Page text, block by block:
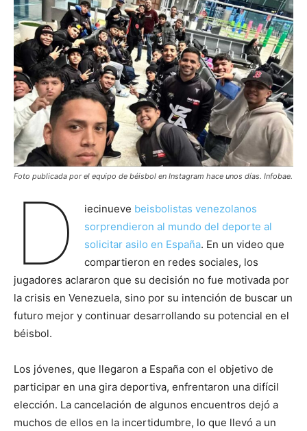
Foto publicada por el equipo de béisbol en Instagram hace unos días. Infobae.
D iecinueve beisbolistas venezolanos
sorprendieron al mundo del deporte al
solicitar asilo en España. En un video que
compartieron en redes sociales, los
jugadores aclararon que su decisión no fue motivada por
la crisis en Venezuela, sino por su intención de buscar un
futuro mejor y continuar desarrollando su potencial en el
béisbol.
Los jóvenes, que llegaron a España con el objetivo de
participar en una gira deportiva, enfrentaron una difícil
elección. La cancelación de algunos encuentros dejó a
muchos de ellos en la incertidumbre, lo que llevó a un